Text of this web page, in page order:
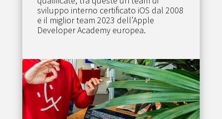
sviluppo interno certificato iOS dal 2008
e il miglior team 2023 dell’Apple
Developer Academy europea.